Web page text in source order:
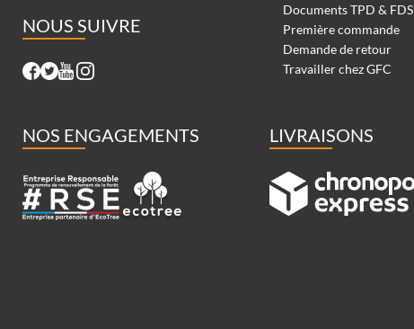
NOUS SUIVRE
Documents TPD & FDS
Première commande
Demande de retour
Travailler chez GFC
NOS ENGAGEMENTS LIVRAISONS